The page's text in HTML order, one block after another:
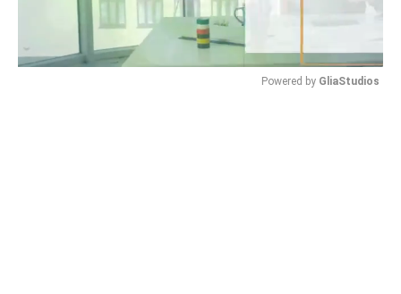
Powered by GliaStudios